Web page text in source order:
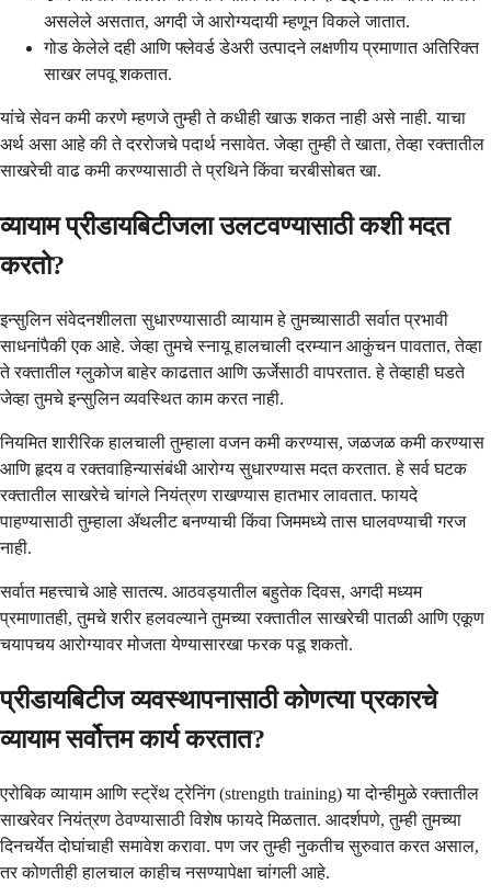
असलेले असतात, अगदी जे आरोग्यदायी म्हणून विकले जातात.
गोड केलेले दही आणि फ्लेवर्ड डेअरी उत्पादने लक्षणीय प्रमाणात अतिरिक्त
साखर लपवू शकतात.
यांचे सेवन कमी करणे म्हणजे तुम्ही ते कधीही खाऊ शकत नाही असे नाही. याचा
अर्थ असा आहे की ते दररोजचे पदार्थ नसावेत. जेव्हा तुम्ही ते खाता, तेव्हा रक्तातील
साखरेची वाढ कमी करण्यासाठी ते प्रथिने किंवा चरबीसोबत खा.
व्यायाम प्रीडायबिटीजला उलटवण्यासाठी कशी मदत
करतो?
इन्सुलिन संवेदनशीलता सुधारण्यासाठी व्यायाम हे तुमच्यासाठी सर्वात प्रभावी
साधनांपैकी एक आहे. जेव्हा तुमचे स्नायू हालचाली दरम्यान आकुंचन पावतात, तेव्हा
ते रक्तातील ग्लुकोज बाहेर काढतात आणि ऊर्जेसाठी वापरतात. हे तेव्हाही घडते
जेव्हा तुमचे इन्सुलिन व्यवस्थित काम करत नाही.
नियमित शारीरिक हालचाली तुम्हाला वजन कमी करण्यास, जळजळ कमी करण्यास
आणि हृदय व रक्तवाहिन्यासंबंधी आरोग्य सुधारण्यास मदत करतात. हे सर्व घटक
रक्तातील साखरेचे चांगले नियंत्रण राखण्यास हातभार लावतात. फायदे
पाहण्यासाठी तुम्हाला ॲथलीट बनण्याची किंवा जिममध्ये तास घालवण्याची गरज
नाही.
सर्वात महत्त्वाचे आहे सातत्य. आठवड्यातील बहुतेक दिवस, अगदी मध्यम
प्रमाणातही, तुमचे शरीर हलवल्याने तुमच्या रक्तातील साखरेची पातळी आणि एकूण
चयापचय आरोग्यावर मोजता येण्यासारखा फरक पडू शकतो.
प्रीडायबिटीज व्यवस्थापनासाठी कोणत्या प्रकारचे
व्यायाम सर्वोत्तम कार्य करतात?
एरोबिक व्यायाम आणि स्ट्रेंथ ट्रेनिंग (strength training) या दोन्हीमुळे रक्तातील
साखरेवर नियंत्रण ठेवण्यासाठी विशेष फायदे मिळतात. आदर्शपणे, तुम्ही तुमच्या
दिनचर्येत दोघांचाही समावेश करावा. पण जर तुम्ही नुकतीच सुरुवात करत असाल,
तर कोणतीही हालचाल काहीच नसण्यापेक्षा चांगली आहे.